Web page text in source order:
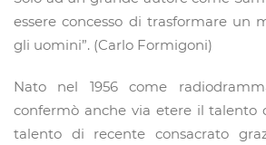
essere concesso di trasformare un
gli uomini”. (Carlo Formigoni)
Nato nel 1956 come
confermò anche via etere il talento
talento di recente consacrato